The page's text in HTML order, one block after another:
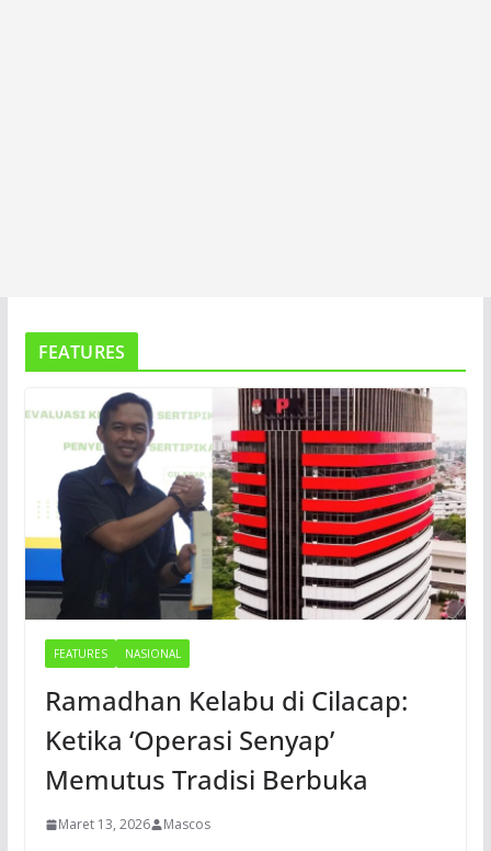
FEATURES
FEATURES NASIONAL
Ramadhan Kelabu di Cilacap:
Ketika ‘Operasi Senyap’
Memutus Tradisi Berbuka
Maret 13, 2026 Mascos